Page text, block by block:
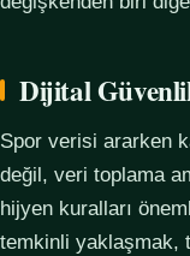
Dijital
Spor verisi ararken
değil, veri toplama
hijyen kuralları
temkinli yaklaşmak,